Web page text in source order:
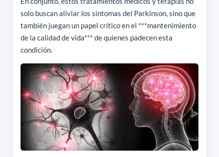
solo buscan aliviar los síntomas del Parkinson, sino que
también juegan un papel crítico en el ***mantenimiento
de la calidad de vida*** de quienes padecen esta
condición.